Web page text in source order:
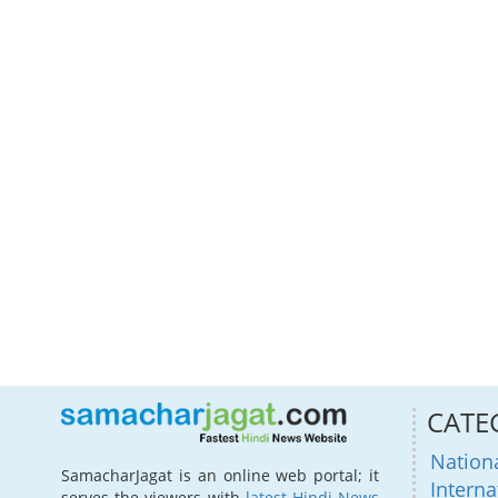
SamacharJagat is an online web portal; it